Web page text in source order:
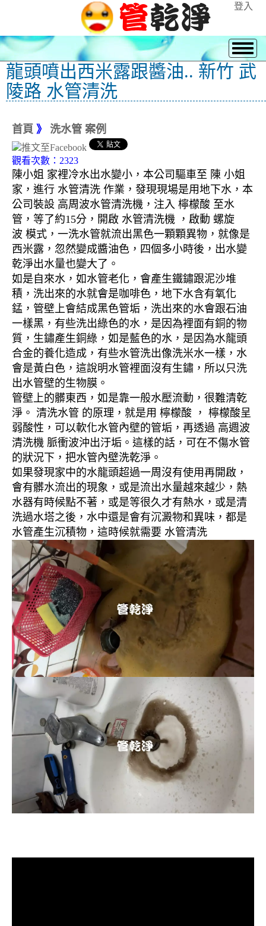
登入
龍頭噴出西米露跟醬油.. 新竹 武
陵路 水管清洗
首頁 》 洗水管 案例
觀看次數：2323
陳小姐 家裡冷水出水變小，本公司驅車至 陳 小姐
家，進行 水管清洗 作業，發現現場是用地下水，本
公司裝設 高周波水管清洗機，注入 檸檬酸 至水
管，等了約15分，開啟 水管清洗機 ，啟動 螺旋
波 模式，一洗水管就流出黑色一顆顆異物，就像是
西米露，忽然變成醬油色，四個多小時後，出水變
乾淨出水量也變大了。
如是自來水，如水管老化，會產生鐵鏽跟泥沙堆
積，洗出來的水就會是咖啡色，地下水含有氧化
錳，管壁上會結成黑色管垢，洗出來的水會跟石油
一樣黑，有些洗出綠色的水，是因為裡面有銅的物
質，生鏽產生銅綠，如是藍色的水，是因為水龍頭
合金的養化造成，有些水管洗出像洗米水一樣，水
會是黃白色，這說明水管裡面沒有生鏽，所以只洗
出水管壁的生物膜。
管壁上的髒東西，如是靠一般水壓流動，很難清乾
淨。 清洗水管 的原理，就是用 檸檬酸 ， 檸檬酸呈
弱酸性，可以軟化水管內壁的管垢，再透過 高週波
清洗機 脈衝波沖出汙垢。這樣的話，可在不傷水管
的狀況下，把水管內壁洗乾淨。
如果發現家中的水龍頭超過一周沒有使用再開啟，
會有髒水流出的現象，或是流出水量越來越少，熱
水器有時候點不著，或是等很久才有熱水，或是清
洗過水塔之後，水中還是會有沉澱物和異味，都是
水管產生沉積物，這時候就需要 水管清洗